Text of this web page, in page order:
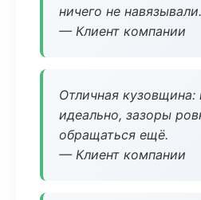
ничего не навязывали.
— Клиент компании
Отличная кузовщина:
идеально, зазоры
обращаться ещё.
— Клиент компании